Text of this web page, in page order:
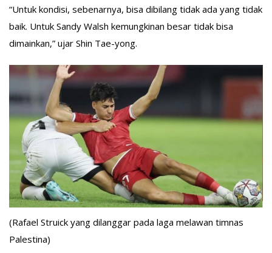
“Untuk kondisi, sebenarnya, bisa dibilang tidak ada yang tidak
baik. Untuk Sandy Walsh kemungkinan besar tidak bisa
dimainkan,” ujar Shin Tae-yong.
(Rafael Struick yang dilanggar pada laga melawan timnas
Palestina)